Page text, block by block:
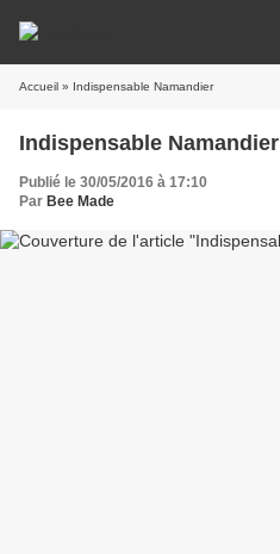
Accueil » Indispensable Namandier
Indispensable Namandier
Publié le 30/05/2016 à 17:10
Par Bee Made